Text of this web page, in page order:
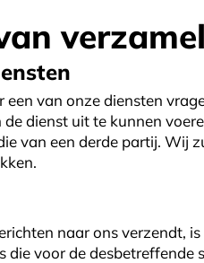
van onze diensten
dienst uit te kunnen
van een derde partij. Wij
naar ons verzendt,
die voor de